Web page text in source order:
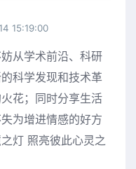
15:19:00
从学术前沿、科研
科学发现和技术革
花；同时分享生活
为增进情感的好方
灯 照亮彼此心灵之